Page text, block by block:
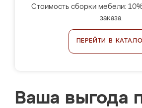
Стоимость сборки мебели:
заказа.
ПЕРЕЙТИ В
Ваша выгода